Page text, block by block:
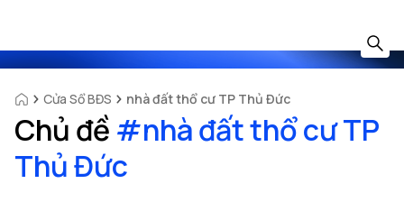
Cửa Sổ BĐS nhà đất thổ cư TP Thủ Đức
Chủ đề #nhà đất thổ cư TP
Thủ Đức